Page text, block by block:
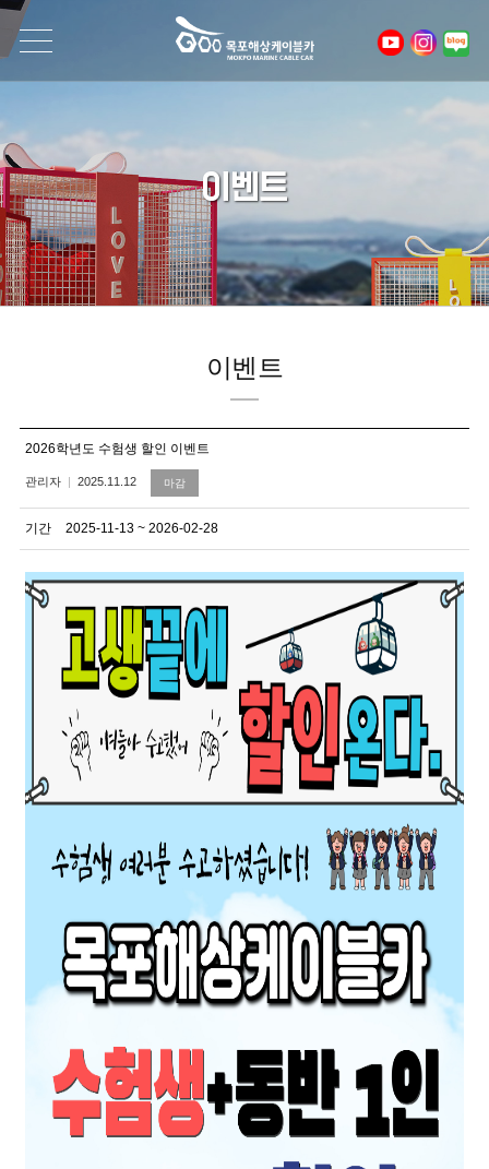
이벤트
이벤트
2026학년도 수험생 할인 이벤트
관리자 2025.11.12 마감
기간 2025-11-13 ~ 2026-02-28